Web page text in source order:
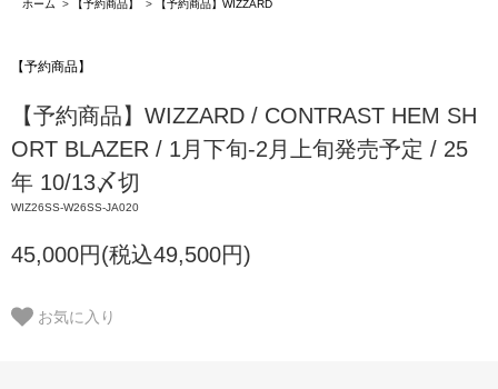
ホーム > 【予約商品】 > 【予約商品】WIZZARD
【予約商品】
【予約商品】WIZZARD / CONTRAST HEM SH
ORT BLAZER / 1月下旬-2月上旬発売予定 / 25
年 10/13〆切
WIZ26SS-W26SS-JA020
45,000円(税込49,500円)
お気に入り